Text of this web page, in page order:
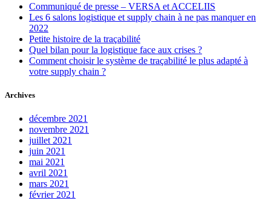
Communiqué de presse – VERSA et ACCELIIS
Les 6 salons logistique et supply chain à ne pas manquer en
2022
Petite histoire de la traçabilité
Quel bilan pour la logistique face aux crises ?
Comment choisir le système de traçabilité le plus adapté à
votre supply chain ?
Archives
décembre 2021
novembre 2021
juillet 2021
juin 2021
mai 2021
avril 2021
mars 2021
février 2021